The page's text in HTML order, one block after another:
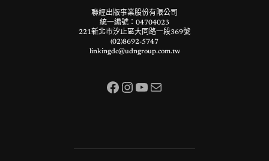
聯經出版事業股份有限公司
統一編號：04704023
221新北市汐止區大同路一段369號
(02)8692-5747
linkingdc@udngroup.com.tw
Facebook InstagramYouTube 電子郵件